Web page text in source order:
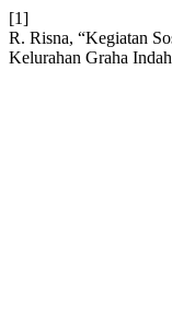
[1]
R. Risna, “Kegiatan
Kelurahan Graha